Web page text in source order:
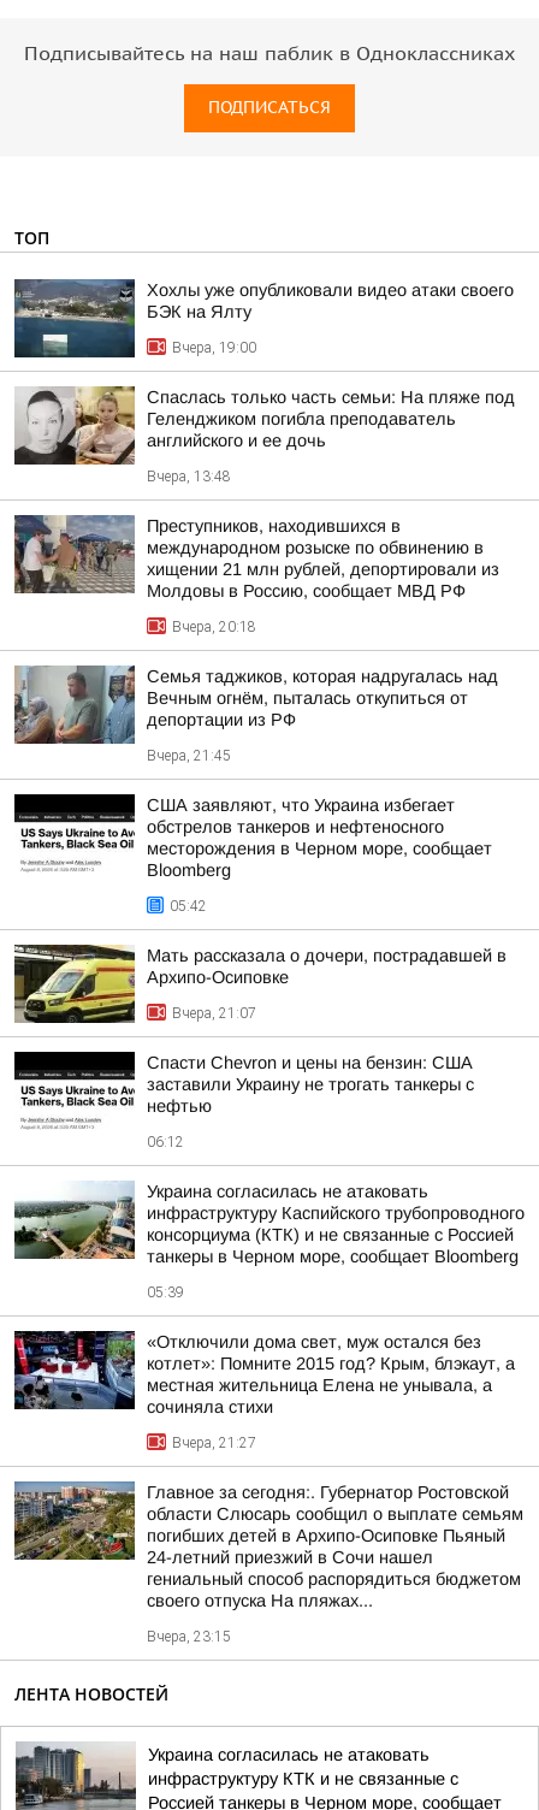
Подписывайтесь на наш паблик в Одноклассниках
ПОДПИСАТЬСЯ
ТОП
Хохлы уже опубликовали видео атаки своего
БЭК на Ялту
Вчера, 19:00
Спаслась только часть семьи: На пляже под
Геленджиком погибла преподаватель
английского и ее дочь
Вчера, 13:48
Преступников, находившихся в
международном розыске по обвинению в
хищении 21 млн рублей, депортировали из
Молдовы в Россию, сообщает МВД РФ
Вчера, 20:18
Семья таджиков, которая надругалась над
Вечным огнём, пыталась откупиться от
депортации из РФ
Вчера, 21:45
США заявляют, что Украина избегает
обстрелов танкеров и нефтеносного
месторождения в Черном море, сообщает
Bloomberg
05:42
Мать рассказала о дочери, пострадавшей в
Архипо-Осиповке
Вчера, 21:07
Спасти Chevron и цены на бензин: США
заставили Украину не трогать танкеры с
нефтью
06:12
Украина согласилась не атаковать
инфраструктуру Каспийского трубопроводного
консорциума (КТК) и не связанные с Россией
танкеры в Черном море, сообщает Bloomberg
05:39
«Отключили дома свет, муж остался без
котлет»: Помните 2015 год? Крым, блэкаут, а
местная жительница Елена не унывала, а
сочиняла стихи
Вчера, 21:27
Главное за сегодня:. Губернатор Ростовской
области Слюсарь сообщил о выплате семьям
погибших детей в Архипо-Осиповке Пьяный
24-летний приезжий в Сочи нашел
гениальный способ распорядиться бюджетом
своего отпуска На пляжах...
Вчера, 23:15
ЛЕНТА НОВОСТЕЙ
Украина согласилась не атаковать
инфраструктуру КТК и не связанные с
Россией танкеры в Черном море, сообщает